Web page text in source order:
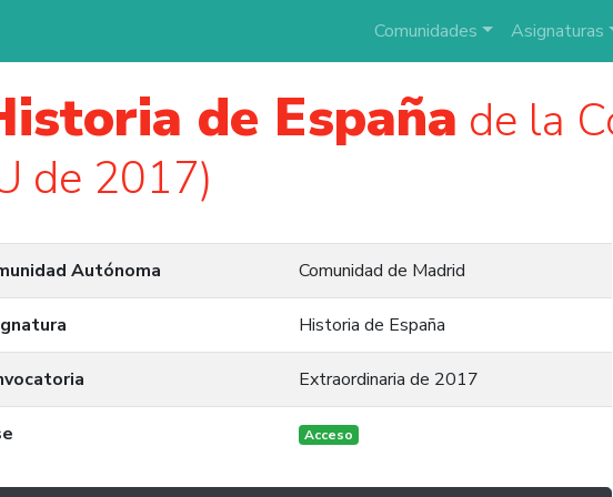
Comunidades Asignaturas
de España de la
de 2017)
Autónoma Comunidad de Madrid
Historia de España
Extraordinaria de 2017
Acceso